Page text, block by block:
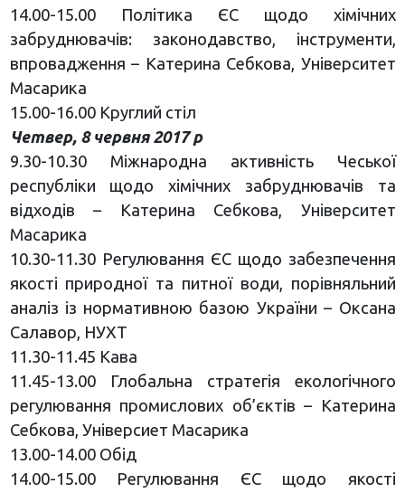
14.00-15.00 Політика ЄС щодо хімічних
забруднювачів: законодавство, інструменти,
впровадження – Катерина Себкова, Університет
Масарика
15.00-16.00 Круглий стіл
Четвер, 8 червня 2017 р
9.30-10.30 Міжнародна активність Чеської
республіки щодо хімічних забруднювачів та
відходів – Катерина Себкова, Університет
Масарика
10.30-11.30 Регулювання ЄС щодо забезпечення
якості природної та питної води, порівняльний
аналіз із нормативною базою України – Оксана
Салавор, НУХТ
11.30-11.45 Кава
11.45-13.00 Глобальна стратегія екологічного
регулювання промислових об’єктів – Катерина
Себкова, Універсиет Масарика
13.00-14.00 Обід
14.00-15.00 Регулювання ЄС щодо якості